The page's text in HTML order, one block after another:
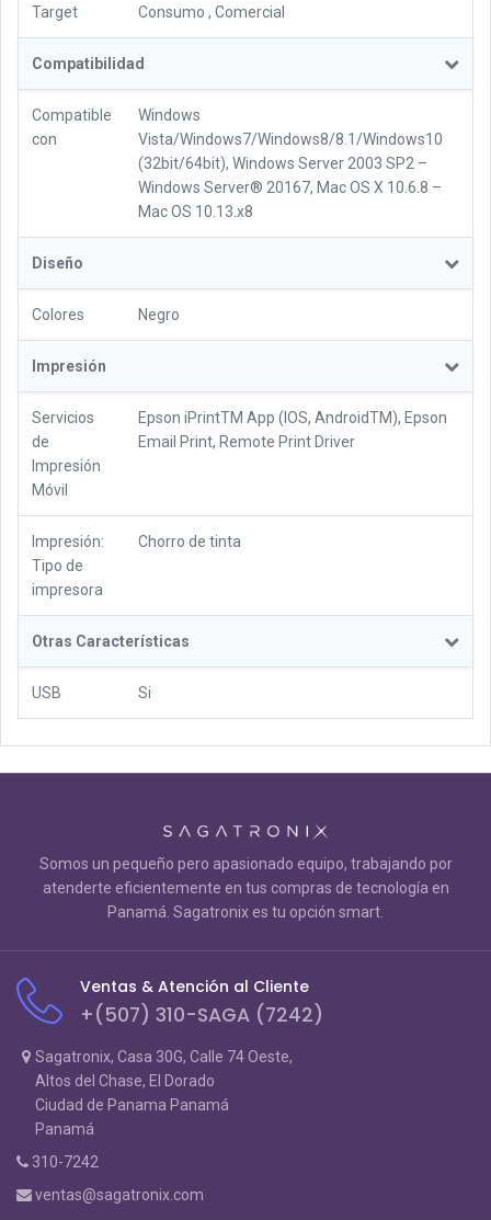
Target Consumo , Comercial
Compatibilidad
Compatible
con
Windows
Vista/Windows7/Windows8/8.1/Windows10
(32bit/64bit), Windows Server 2003 SP2 –
Windows Server® 20167, Mac OS X 10.6.8 –
Mac OS 10.13.x8
Diseño
Colores Negro
Impresión
Servicios
de
Impresión
Móvil
Epson iPrintTM App (IOS, AndroidTM), Epson
Email Print, Remote Print Driver
Impresión:
Tipo de
impresora
Chorro de tinta
Otras Características
USB Si
Somos un pequeño pero apasionado equipo, trabajando por
atenderte eficientemente en tus compras de tecnología en
Panamá. Sagatronix es tu opción smart.
Ventas & Atención al Cliente
+(507) 310-SAGA (7242)
Sagatronix, Casa 30G, Calle 74 Oeste,
Altos del Chase, El Dorado
Ciudad de Panama Panamá
Panamá
310-7242
ventas@sagatronix.com